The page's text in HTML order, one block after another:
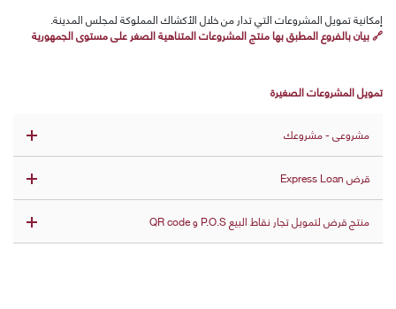
إمكانية تمويل المشروعات التي تدار من خلال الأكشاك المملوكة لمجلس المدينة.
🔗 بيان بالفروع المطبق بها منتج المشروعات المتناهية الصغر على مستوى الجمهورية
تمويل المشروعات الصغيرة
مشروعى - مشروعك
قرض Express Loan
منتج قرض لتمويل تجار نقاط البيع P.O.S و QR code